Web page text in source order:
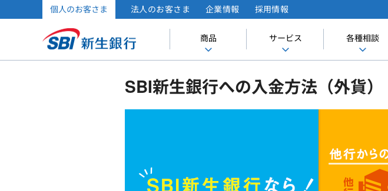
商品 サービス 各種相談
個人のお客さま 法人のお客さま 企業情報 採用情報
SBI新生銀行への入金方法（外貨）